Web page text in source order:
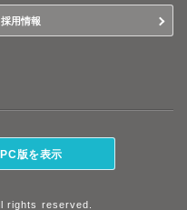
採用情報
PC版を表示
rights reserved.